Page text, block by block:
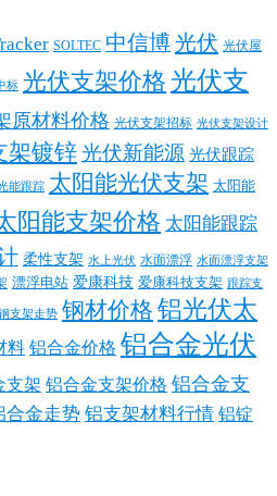
SOLTEC 中信博光伏 光伏屋
标 光伏支架价格 光伏支
原材料价格 光伏支架招标 光伏支架设计
架镀锌光伏新能源 光伏跟踪
能跟踪 太阳能光伏支架 太阳能
阳能支架价格 太阳能跟踪
柔性支架 水上光伏 水面漂浮 水面漂浮支架
漂浮电站 爱康科技 爱康科技支架 跟踪支
支架走势 钢材价格 铝光伏太
料 铝合金价格 铝合金光伏
支架 铝合金支架价格 铝合金支
合金走势 铝支架材料行情 铝锭